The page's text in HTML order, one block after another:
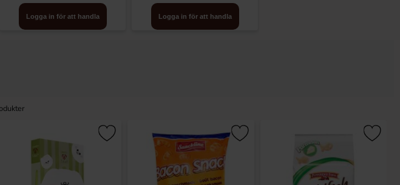
Logga in för att handla Logga in för att handla